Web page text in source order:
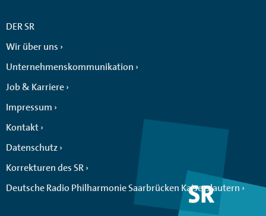
DER SR
Wir über uns
Unternehmenskommunikation
Job & Karriere
Impressum
Kontakt
Datenschutz
Korrekturen des SR
Deutsche Radio Philharmonie Saarbrücken Kaiserslautern